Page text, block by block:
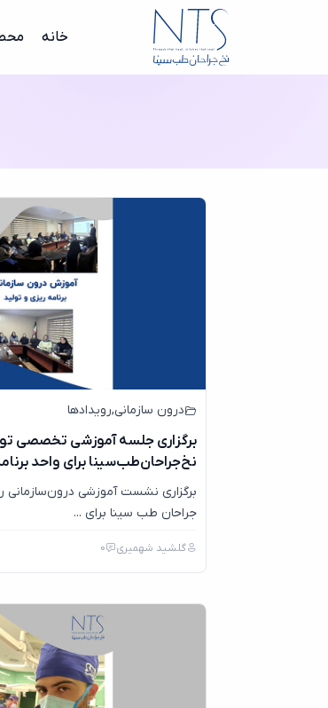
خانه
درون سازمانی,رویدادها
برگزاری جلسه آموزشی تخصصی
نخ‌جراحان‌طب‌سینا برای واحد
برگزاری نشست آموزشی درون‌سازمانی
جراحان‌ طب‌ سینا برای ...
گلشید شهمیری 0